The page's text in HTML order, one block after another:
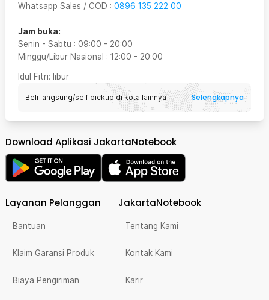
Whatsapp Sales / COD : 0896 135 222 00
Jam buka:
Senin - Sabtu : 09:00 - 20:00
Minggu/Libur Nasional : 12:00 - 20:00
Idul Fitri: libur
Beli langsung/self pickup di kota lainnya Selengkapnya
Download Aplikasi JakartaNotebook
Layanan Pelanggan
Bantuan
Klaim Garansi Produk
Biaya Pengiriman
JakartaNotebook
Tentang Kami
Kontak Kami
Karir